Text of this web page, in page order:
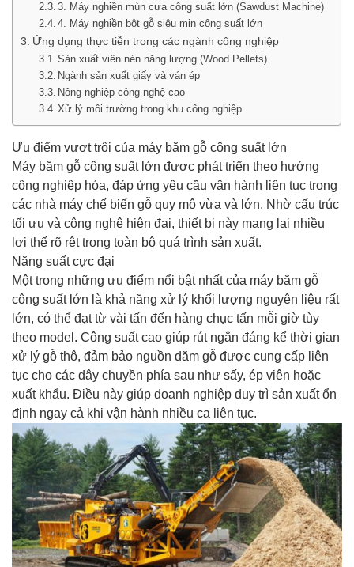
3. Máy nghiền mùn cưa công suất lớn (Sawdust Machine)
4. Máy nghiền bột gỗ siêu mịn công suất lớn
Ứng dụng thực tiễn trong các ngành công nghiệp
Sản xuất viên nén năng lượng (Wood Pellets)
Ngành sản xuất giấy và ván ép
Nông nghiệp công nghệ cao
Xử lý môi trường trong khu công nghiệp
Ưu điểm vượt trội của máy băm gỗ công suất lớn
Máy băm gỗ công suất lớn được phát triển theo hướng
công nghiệp hóa, đáp ứng yêu cầu vận hành liên tục trong
các nhà máy chế biến gỗ quy mô vừa và lớn. Nhờ cấu trúc
tối ưu và công nghệ hiện đại, thiết bị này mang lại nhiều
lợi thế rõ rệt trong toàn bộ quá trình sản xuất.
Năng suất cực đại
Một trong những ưu điểm nổi bật nhất của máy băm gỗ
công suất lớn là khả năng xử lý khối lượng nguyên liệu rất
lớn, có thể đạt từ vài tấn đến hàng chục tấn mỗi giờ tùy
theo model. Công suất cao giúp rút ngắn đáng kể thời gian
xử lý gỗ thô, đảm bảo nguồn dăm gỗ được cung cấp liên
tục cho các dây chuyền phía sau như sấy, ép viên hoặc
xuất khẩu. Điều này giúp doanh nghiệp duy trì sản xuất ổn
định ngay cả khi vận hành nhiều ca liên tục.